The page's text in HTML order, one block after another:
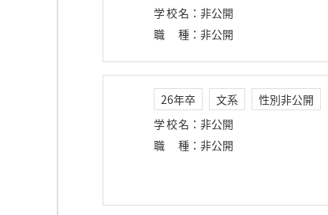
学校名 ： 非公開
職種 ： 非公開
26年卒 文系
性別非公開
学校名 ： 非公開
職種 ： 非公開